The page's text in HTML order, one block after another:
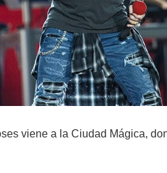
viene a la Ciudad Mágica,